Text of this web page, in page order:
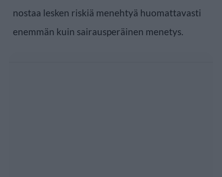
nostaa lesken riskiä menehtyä huomattavasti
enemmän kuin sairausperäinen menetys.